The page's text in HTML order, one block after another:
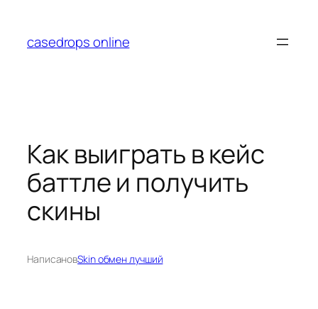
содержимому
casedrops online
Как выиграть в кейс
баттле и получить
скины
НаписановSkin обмен лучший